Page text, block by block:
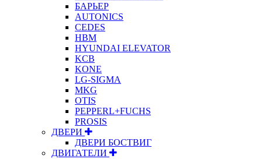
БАРЬЕР
AUTONICS
CEDES
HBM
HYUNDAI ELEVATOR
KCB
KONE
LG-SIGMA
MKG
OTIS
PEPPERL+FUCHS
PROSIS
ДВЕРИ
ДВЕРИ БОСТВИГ
ДВИГАТЕЛИ